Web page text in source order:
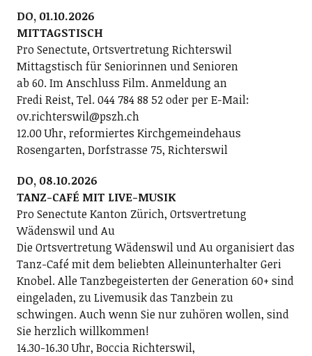
DO, 01.10.2026
MITTAGSTISCH
Pro Senectute, Ortsvertretung Richterswil
Mittagstisch für Seniorinnen und Senioren
ab 60. Im Anschluss Film. Anmeldung an
Fredi Reist, Tel. 044 784 88 52 oder per E-Mail:
ov.richterswil@pszh.ch
12.00 Uhr, reformiertes Kirchgemeindehaus
Rosengarten, Dorfstrasse 75, Richterswil
DO, 08.10.2026
TANZ-CAFÉ MIT LIVE-MUSIK
Pro Senectute Kanton Zürich, Ortsvertretung
Wädenswil und Au
Die Ortsvertretung Wädenswil und Au organisiert das
Tanz-Café mit dem beliebten Alleinunterhalter Geri
Knobel. Alle Tanzbegeisterten der Generation 60+ sind
eingeladen, zu Livemusik das Tanzbein zu
schwingen. Auch wenn Sie nur zuhören wollen, sind
Sie herzlich willkommen!
14.30-16.30 Uhr, Boccia Richterswil,